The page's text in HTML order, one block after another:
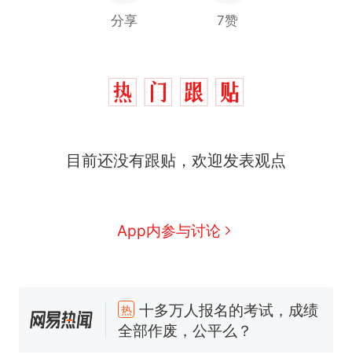
分享 7赞
目前还没有跟贴，欢迎发表观点
App内参与讨论
新 搬家报价570元，搬到楼下
交5060元才肯搬上楼！女子傻